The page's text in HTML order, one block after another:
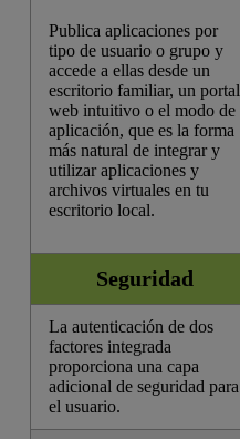
Publica aplicaciones por
tipo de usuario o grupo y
accede a ellas desde un
escritorio familiar, un portal
web intuitivo o el modo de
aplicación, que es la forma
más natural de integrar y
utilizar aplicaciones y
archivos virtuales en tu
escritorio local.
Seguridad
La autenticación de dos
factores integrada
proporciona una capa
adicional de seguridad para
el usuario.